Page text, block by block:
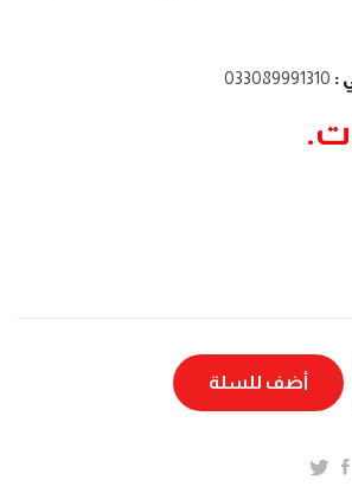
:
033089991310
أضف للسلة